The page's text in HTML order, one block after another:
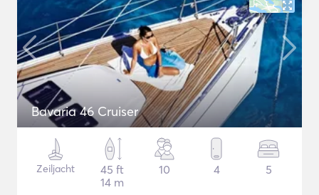
Bavaria 46 Cruiser
Zeiljacht
45 ft
14 m
10 4 5